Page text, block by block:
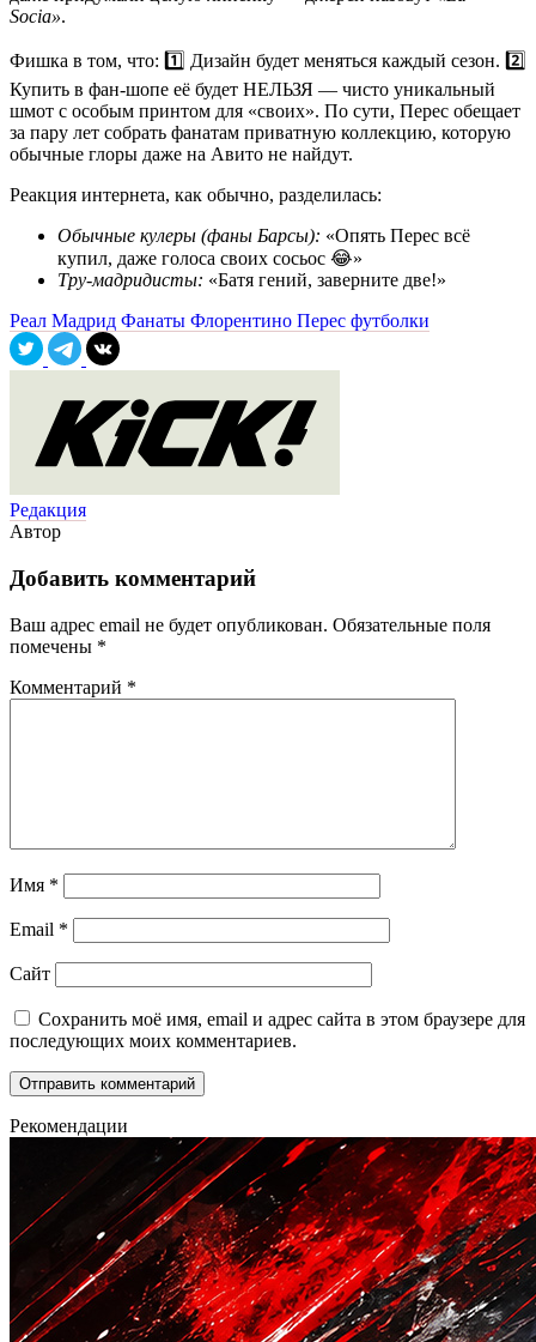
Socia».
Фишка в том, что: 1️⃣ Дизайн будет меняться каждый сезон. 2️⃣
Купить в фан-шопе её будет НЕЛЬЗЯ — чисто уникальный
шмот с особым принтом для «своих». По сути, Перес обещает
за пару лет собрать фанатам приватную коллекцию, которую
обычные глоры даже на Авито не найдут.
Реакция интернета, как обычно, разделилась:
Обычные кулеры (фаны Барсы): «Опять Перес всё
купил, даже голоса своих сосьос 😂»
Тру-мадридисты: «Батя гений, заверните две!»
Реал Мадрид Фанаты Флорентино Перес футболки
Редакция
Автор
Добавить комментарий
Ваш адрес email не будет опубликован. Обязательные поля
помечены *
Комментарий *
Имя *
Email *
Сайт
Сохранить моё имя, email и адрес сайта в этом браузере для
последующих моих комментариев.
Рекомендации